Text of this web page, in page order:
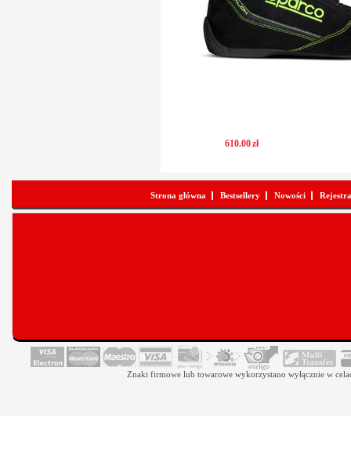
610.00zł
Strona główna Bestsellery Nowości
Znaki firmowe lub towarowe wykorzystano wyłącznie w